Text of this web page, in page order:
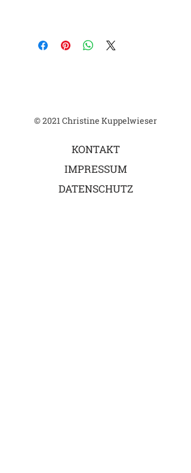
© 2021 Christine Kuppelwieser
KONTAKT
IMPRESSUM
DATENSCHUTZ